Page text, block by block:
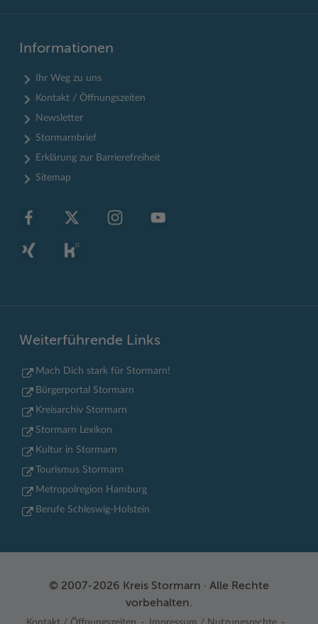
Informationen
Ihr Weg zu uns
Kontakt / Öffnungszeiten
Newsletter
Stormarnbrief
Erklärung zur Barrierefreiheit
Sitemap
Weiterführende Links
Mach Dich stark für Stormarn!
Bürgerportal Stormarn
Kreisarchiv Stormarn
Stormarn Lexikon
Kultur in Stormarn
Tourismus Stormarn
Metropolregion Hamburg
Berufe Schleswig-Holstein
© 2007-2026 Kreis Stormarn · Alle Rechte
vorbehalten.